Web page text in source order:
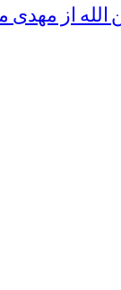
از مهدی